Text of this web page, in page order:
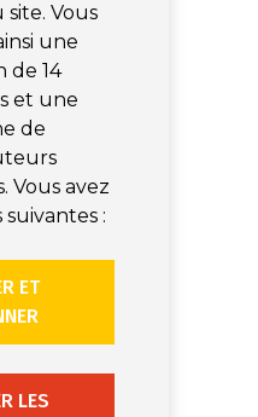
Vous
une
de 14
et une
de
Vous avez
suivantes :
ET
LES